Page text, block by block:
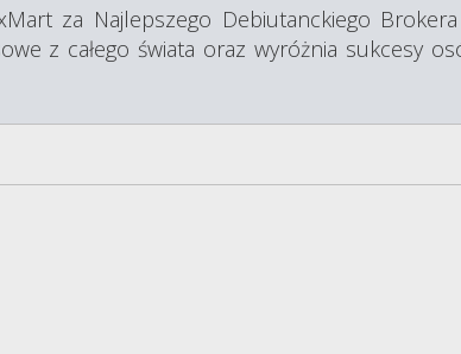
za Najlepszego Debiutanckiego
z całego świata oraz wyróżnia sukcesy